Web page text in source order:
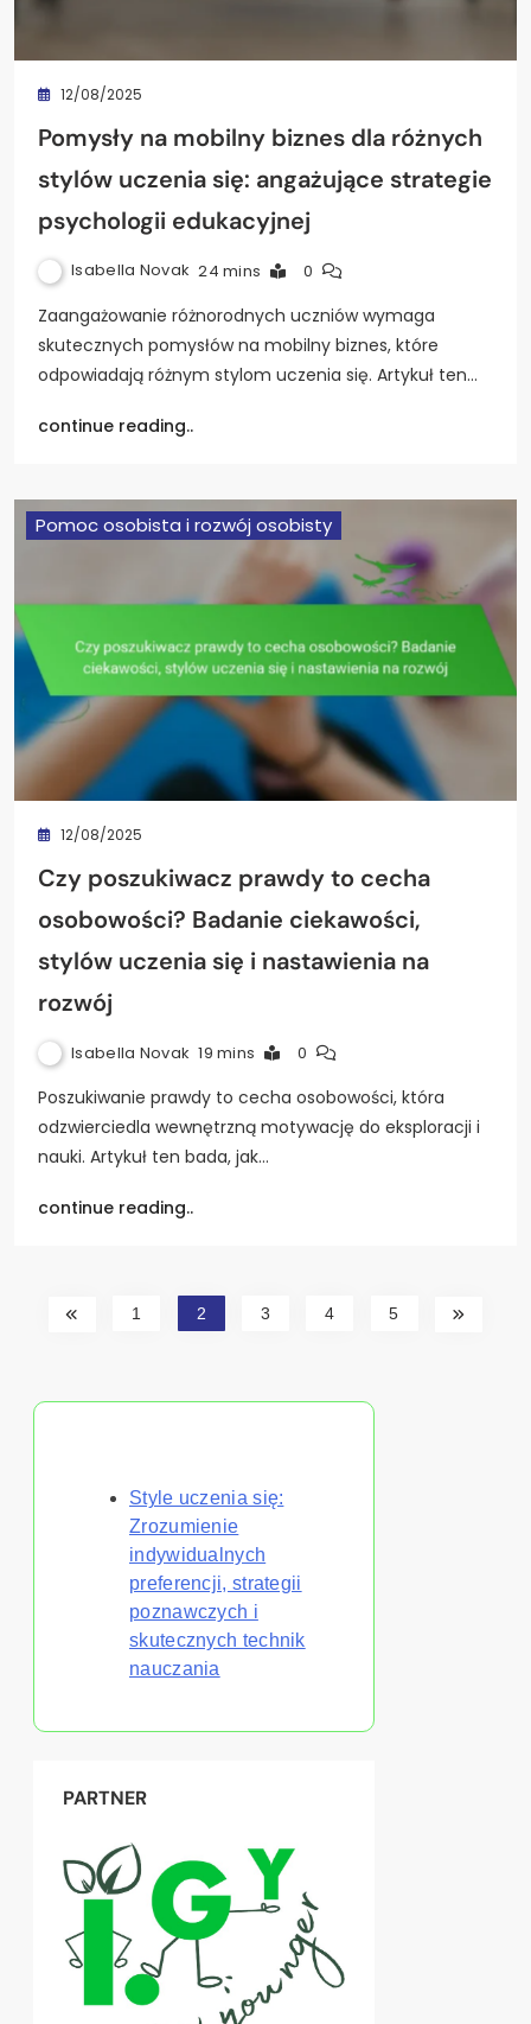
12/08/2025
Pomysły na mobilny biznes dla różnych
stylów uczenia się: angażujące strategie
psychologii edukacyjnej
Isabella Novak 24 mins 0
Zaangażowanie różnorodnych uczniów wymaga
skutecznych pomysłów na mobilny biznes, które
odpowiadają różnym stylom uczenia się. Artykuł ten…
continue reading..
Pomoc osobista i rozwój osobisty
12/08/2025
Czy poszukiwacz prawdy to cecha
osobowości? Badanie ciekawości,
stylów uczenia się i nastawienia na
rozwój
Isabella Novak 19 mins 0
Poszukiwanie prawdy to cecha osobowości, która
odzwierciedla wewnętrzną motywację do eksploracji i
nauki. Artykuł ten bada, jak…
continue reading..
1 2 3 4 5
Style uczenia się:
Zrozumienie
indywidualnych
preferencji, strategii
poznawczych i
skutecznych technik
nauczania
PARTNER